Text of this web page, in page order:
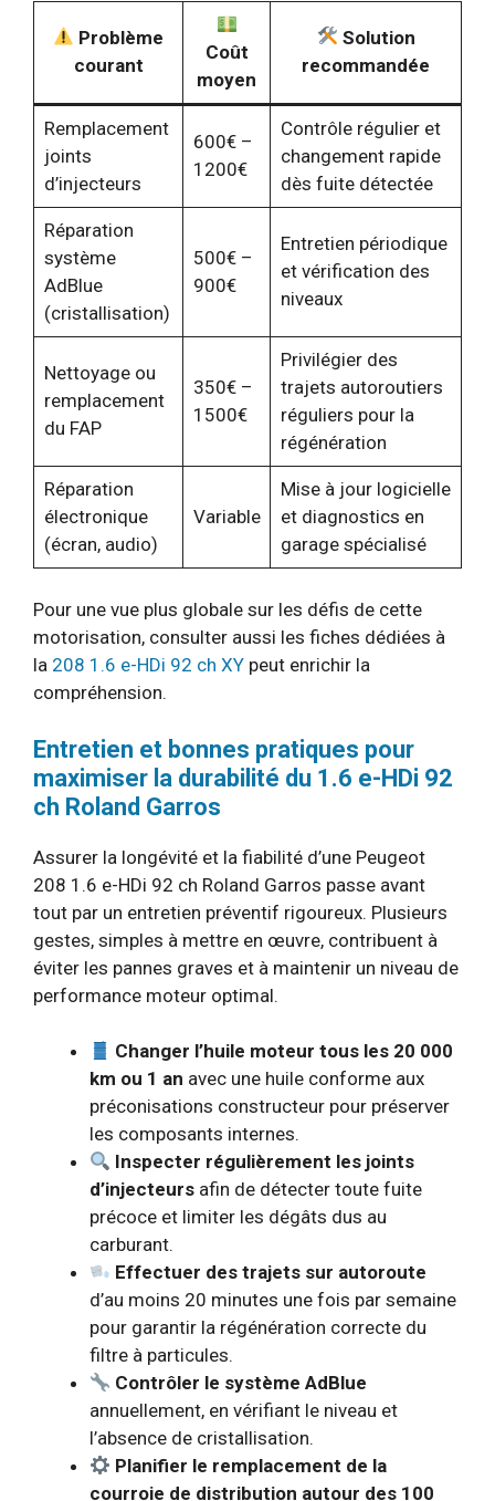
Problème
courant
Coût
moyen
Solution
recommandée
Remplacement
joints
d’injecteurs
600€ –
1200€
Contrôle régulier et
changement rapide
dès fuite détectée
Réparation
système
AdBlue
(cristallisation)
500€ –
900€
Entretien périodique
et vérification des
niveaux
Nettoyage ou
remplacement
du FAP
350€ –
1500€
Privilégier des
trajets autoroutiers
réguliers pour la
régénération
Réparation
électronique
(écran, audio)
Variable
Mise à jour logicielle
et diagnostics en
garage spécialisé
Pour une vue plus globale sur les défis de cette
motorisation, consulter aussi les fiches dédiées à
la 208 1.6 e-HDi 92 ch XY peut enrichir la
compréhension.
Entretien et bonnes pratiques pour
maximiser la durabilité du 1.6 e-HDi 92
ch Roland Garros
Assurer la longévité et la fiabilité d’une Peugeot
208 1.6 e-HDi 92 ch Roland Garros passe avant
tout par un entretien préventif rigoureux. Plusieurs
gestes, simples à mettre en œuvre, contribuent à
éviter les pannes graves et à maintenir un niveau de
performance moteur optimal.
Changer l’huile moteur tous les 20 000
km ou 1 an avec une huile conforme aux
préconisations constructeur pour préserver
les composants internes.
Inspecter régulièrement les joints
d’injecteurs afin de détecter toute fuite
précoce et limiter les dégâts dus au
carburant.
Effectuer des trajets sur autoroute
d’au moins 20 minutes une fois par semaine
pour garantir la régénération correcte du
filtre à particules.
Contrôler le système AdBlue
annuellement, en vérifiant le niveau et
l’absence de cristallisation.
Planifier le remplacement de la
courroie de distribution autour des 100